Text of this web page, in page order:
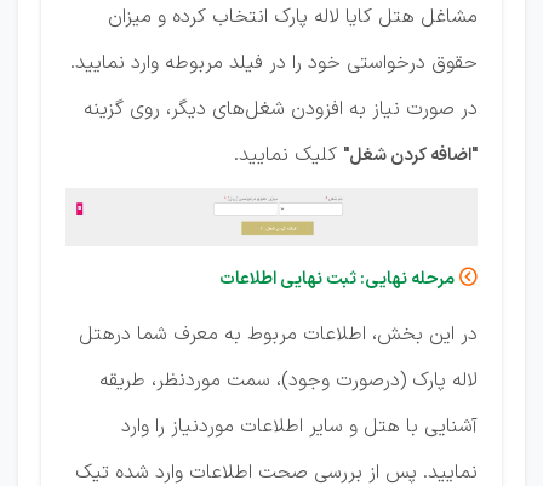
مشاغل هتل کایا لاله پارک انتخاب کرده و میزان
حقوق درخواستی خود را در فیلد مربوطه وارد نمایید.
در صورت نیاز به افزودن شغل‌های دیگر، روی گزینه
"اضافه کردن شغل" کلیک نمایید.
 مرحله نهایی: ثبت نهایی اطلاعات
در این بخش، اطلاعات مربوط به معرف شما درهتل
لاله پارک (درصورت وجود)، سمت موردنظر، طریقه
آشنایی با هتل و سایر اطلاعات موردنیاز را وارد
نمایید. پس از بررسی صحت اطلاعات وارد شده تیک